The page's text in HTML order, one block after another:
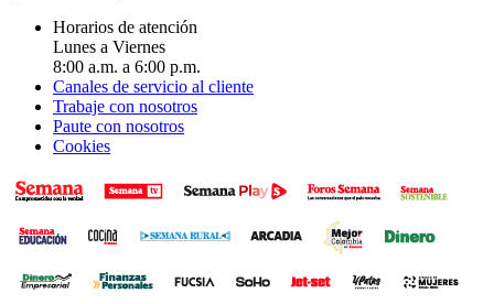
Horarios de atención
Lunes a Viernes
8:00 a.m. a 6:00 p.m.
Canales de servicio al cliente
Trabaje con nosotros
Paute con nosotros
Cookies